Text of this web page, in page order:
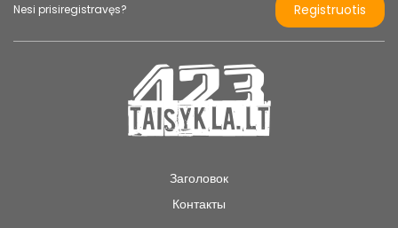
Nesi prisiregistravęs? Registruotis
Заголовок
Контакты